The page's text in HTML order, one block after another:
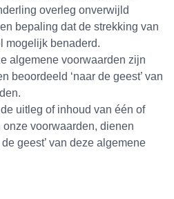
overleg onverwijld
bepaling dat de strekking van
mogelijk benaderd.
algemene voorwaarden zijn
beoordeeld ‘naar de geest’ van
uitleg of inhoud van één of
voorwaarden, dienen
geest’ van deze algemene